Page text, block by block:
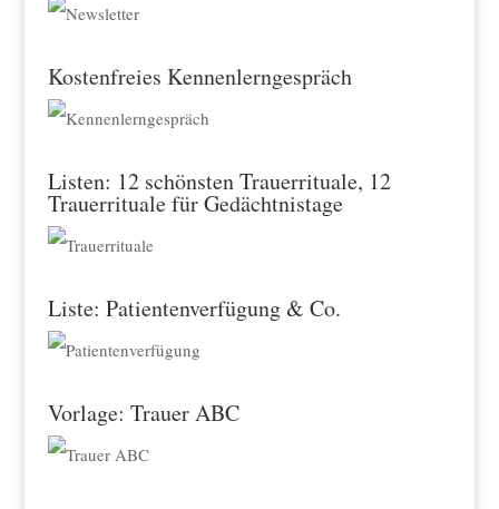
Kostenfreies Kennenlerngespräch
Listen: 12 schönsten Trauerrituale, 12
Trauerrituale für Gedächtnistage
Liste: Patientenverfügung & Co.
Vorlage: Trauer ABC